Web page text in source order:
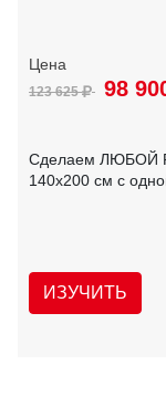
123 625 98
Сделаем ЛЮБОЙ
140х200 см с
ИЗУЧИТЬ